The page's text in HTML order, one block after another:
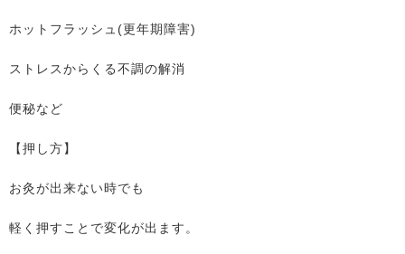
ホットフラッシュ(更年期障害)
ストレスからくる不調の解消
便秘など
【押し方】
お灸が出来ない時でも
軽く押すことで変化が出ます。